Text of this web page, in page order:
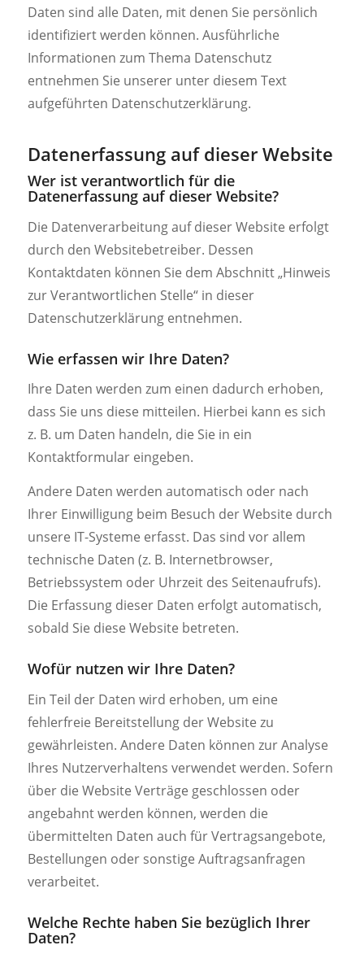
Daten sind alle Daten, mit denen Sie persönlich
identifiziert werden können. Ausführliche
Informationen zum Thema Datenschutz
entnehmen Sie unserer unter diesem Text
aufgeführten Datenschutzerklärung.
Datenerfassung auf dieser Website
Wer ist verantwortlich für die
Datenerfassung auf dieser Website?
Die Datenverarbeitung auf dieser Website erfolgt
durch den Websitebetreiber. Dessen
Kontaktdaten können Sie dem Abschnitt „Hinweis
zur Verantwortlichen Stelle“ in dieser
Datenschutzerklärung entnehmen.
Wie erfassen wir Ihre Daten?
Ihre Daten werden zum einen dadurch erhoben,
dass Sie uns diese mitteilen. Hierbei kann es sich
z. B. um Daten handeln, die Sie in ein
Kontaktformular eingeben.
Andere Daten werden automatisch oder nach
Ihrer Einwilligung beim Besuch der Website durch
unsere IT-Systeme erfasst. Das sind vor allem
technische Daten (z. B. Internetbrowser,
Betriebssystem oder Uhrzeit des Seitenaufrufs).
Die Erfassung dieser Daten erfolgt automatisch,
sobald Sie diese Website betreten.
Wofür nutzen wir Ihre Daten?
Ein Teil der Daten wird erhoben, um eine
fehlerfreie Bereitstellung der Website zu
gewährleisten. Andere Daten können zur Analyse
Ihres Nutzerverhaltens verwendet werden. Sofern
über die Website Verträge geschlossen oder
angebahnt werden können, werden die
übermittelten Daten auch für Vertragsangebote,
Bestellungen oder sonstige Auftragsanfragen
verarbeitet.
Welche Rechte haben Sie bezüglich Ihrer
Daten?